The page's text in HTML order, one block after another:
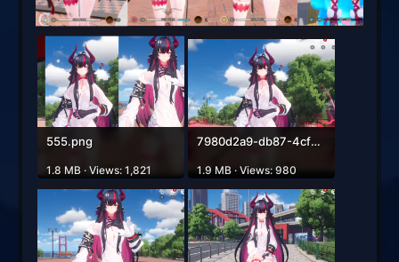
555.png
1.8 MB · Views: 1,821
7980d2a9-db87-4cf2-a039-9254822f09f7.png
1.9 MB · Views: 980